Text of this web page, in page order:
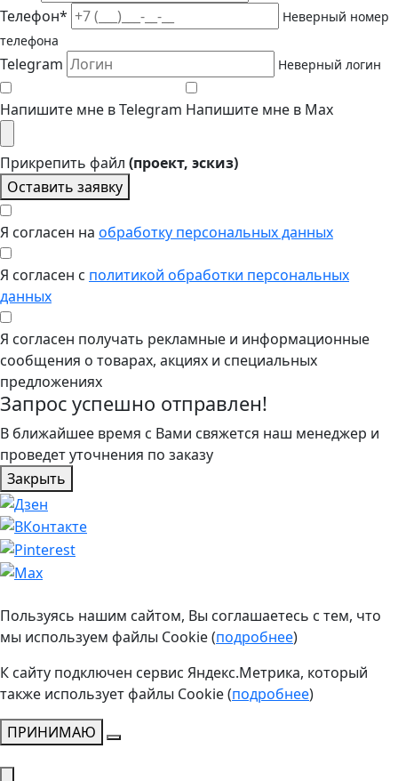
Телефон*
Неверный номер
телефона
Telegram Неверный логин
Напишите мне в Telegram Напишите мне в Max
Прикрепить файл (проект, эскиз)
Оставить заявку
Я согласен на обработку персональных данных
Я согласен с политикой обработки персональных
данных
Я согласен получать рекламные и информационные
сообщения о товарах, акциях и специальных
предложениях
Запрос успешно отправлен!
В ближайшее время с Вами свяжется наш менеджер и
проведет уточнения по заказу
Закрыть
Пользуясь нашим сайтом, Вы соглашаетесь с тем, что
мы используем файлы Cookie (подробнее)
К сайту подключен сервис Яндекс.Метрика, который
также использует файлы Cookie (подробнее)
ПРИНИМАЮ